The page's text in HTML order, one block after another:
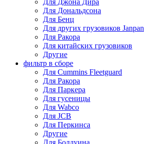
Для Дональдсона
Для Бенц
Для других грузовиков Janpan
Для Ракора
Для китайских грузовиков
Другие
фильтр в сборе
Для Cummins Fleetguard
Для Ракора
Для Паркера
Для гусеницы
Для Wabco
Для JCB
Для Перкинса
Другие
Для Болдуина